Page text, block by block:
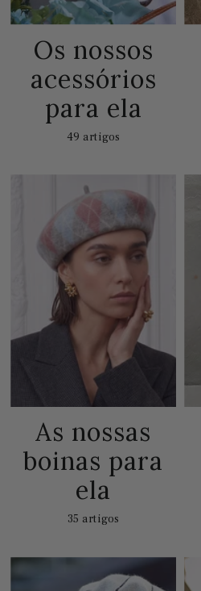
Os nossos
acessórios
para ela
49 artigos
As nossas
boinas para
ela
35 artigos